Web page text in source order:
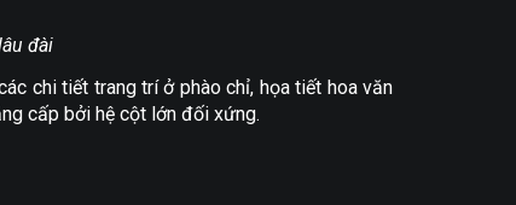
đài
chi tiết trang trí ở phào chỉ, họa tiết hoa văn
cấp bởi hệ cột lớn đối xứng.